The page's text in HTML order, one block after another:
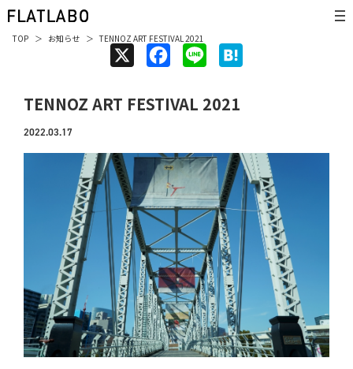
TOP お知らせ TENNOZ ART FESTIVAL 2021
c
b
o
o
k
n
n
a
TENNOZ ART FESTIVAL 2021
2022.03.17